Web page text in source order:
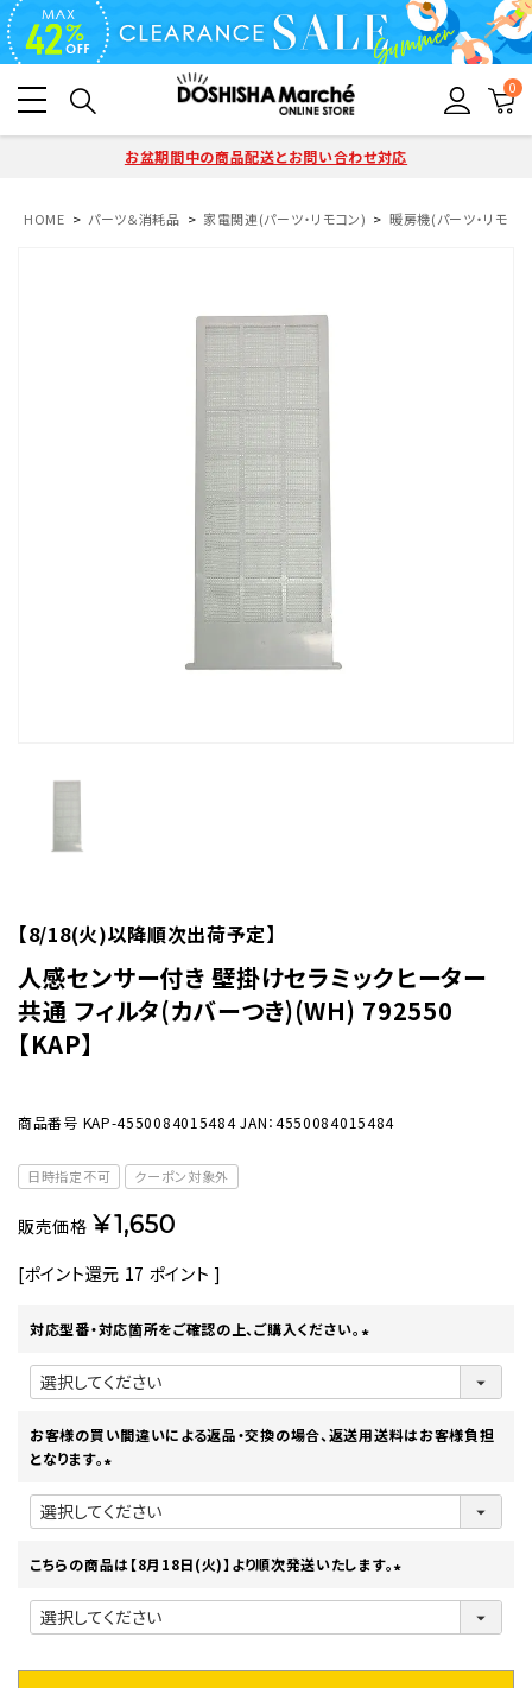
0
お盆期間中の商品配送とお問い合わせ対応
HOME パーツ＆消耗品 家電関連(パーツ・リモコン) 暖房機(パーツ・リモコ
【8/18(火)以降順次出荷予定】
人感センサー付き 壁掛けセラミックヒーター
共通 フィルタ(カバーつき)(WH) 792550
【KAP】
商品番号 KAP-4550084015484 JAN：4550084015484
日時指定不可 クーポン対象外
販売価格 ¥1,650
[ポイント還元 17 ポイント ]
対応型番・対応箇所をご確認の上、ご購入ください。
(
)
お客様の買い間違いによる返品・交換の場合、返送用送料はお客様負担
となります。
(
必
)
こちらの商品は【8月18日(火)】より順次発送いたします。
(
)